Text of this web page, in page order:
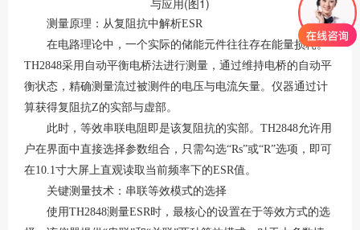
测量原理：从复阻抗中解析ESR
在电路理论中，一个实际的储能元件往往存在能量损耗。
TH2848采用自动平衡电桥法进行测量，通过维持电桥的自动平
衡状态，精确测量流过被测件的电压与电流矢量。仪器通过计
算获得复阻抗Z的实部与虚部。
此时，等效串联电阻即是该复阻抗的实部。 TH2848允许用
户在界面中直接选择参数组合，只需勾选“Rs”或“R”选项，即可
在10.1寸大屏上直观读取当前频率下的ESR值。
关键测量技术：串联等效模式的选择
使用TH2848测量ESR时，最核心的设置在于等效方式的选